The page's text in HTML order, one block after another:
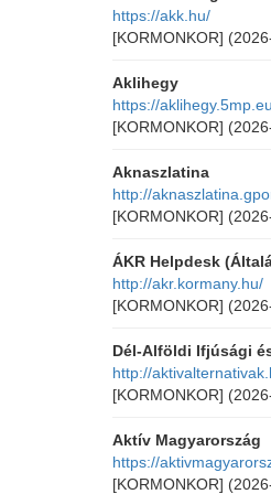
https://akk.hu/
[KORMONKOR]
Aklihegy
https://
[KORMONKOR]
Aknaszlatina
http://
[KORMONKOR]
ÁKR Helpdesk
http://akr.kormany.hu/
[KORMONKOR]
Dél-Alföldi Ifjúsági
http://
[KORMONKOR]
Aktív Magyarország
https://
[KORMONKOR]